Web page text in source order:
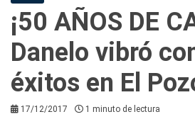
¡50 AÑOS DE
Danelo vibró
éxitos en El
17/12/2017 1 minuto de lectura